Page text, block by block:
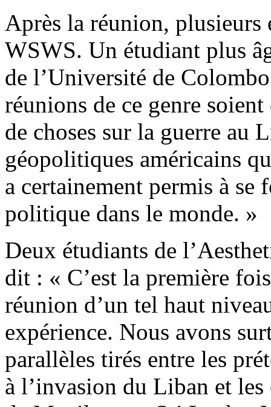
Après la réunion, plusieurs
WSWS. Un étudiant plus
de l’Université de
réunions de ce genre
de choses sur la guerre au
géopolitiques américains
a certainement permis à
politique dans le monde. »
Deux étudiants de
dit : « C’est la première
réunion d’un tel haut
expérience. Nous avons
parallèles tirés entre les
à l’invasion du Liban et les